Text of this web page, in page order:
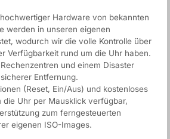
Hardware von bekannten
werden in unseren eigenen
wodurch wir die volle Kontrolle über
Verfügbarkeit rund um die Uhr haben.
und einem Disaster
Entfernung.
(Reset, Ein/Aus) und kostenloses
die Uhr per Mausklick verfügbar,
zum ferngesteuerten
eigenen ISO-Images.